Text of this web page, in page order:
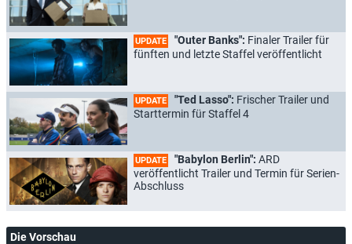
UPDATE "Outer Banks": Finaler Trailer für
fünften und letzte Staffel veröffentlicht
UPDATE "Ted Lasso": Frischer Trailer und
Starttermin für Staffel 4
UPDATE "Babylon Berlin": ARD
veröffentlicht Trailer und Termin für Serien-
Abschluss
Die Vorschau